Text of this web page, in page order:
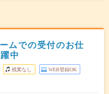
ムでの受付のお仕
中
残業なし WEB登録OK